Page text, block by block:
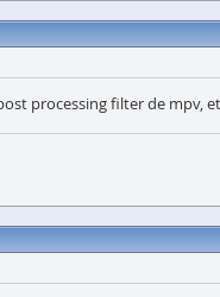
processing filter de mpv,